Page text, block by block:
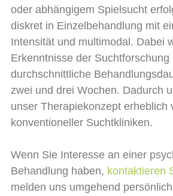
oder abhängigem Spielsucht
diskret in Einzelbehandlung mit
Intensität und multimodal. Dabei
Erkenntnisse der
durchschnittliche
zwei und drei Wochen. Dadurch
unser Therapiekonzept erheblich
konventioneller Suchtkliniken.
Wenn Sie Interesse an einer
Behandlung haben, kontaktieren
melden uns umgehend